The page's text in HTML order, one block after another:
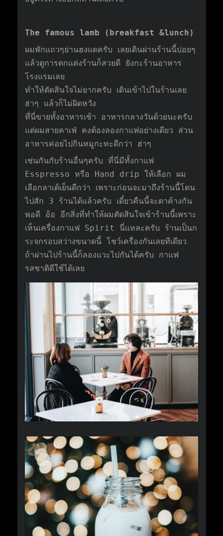
The famous lamb (breakfast &lunch)
ผมพักแถวๆย่านฮงแดครับ เลยเดินผ่านร้านนี้บ่อยๆ
แล้วดูการตกแต่งร้านก็สวยดี ยังกะร้านอาหาร
โรงแรมเลย
ทำให้ตัดสินใจไม่ยากครับ เดินเข้าไปในร้านเลย
ฮ่าๆ แล้วก็ไม่ผิดหวัง
ที่นี่ขายทั้งอาหารเช้า อาหารกลางวันด้วยนะครับ
แต่ผมสายคาเฟ่ คงต้องลองกาแฟอย่างเดียว ส่วน
อาหารค่อยไปกินหมูกะทะดีกว่า ฮ่าๆ
เช่นกันกับร้านอื่นๆครับ ที่นี่มีทั้งกาแฟ
Esspresso หรือ Hand drip ให้เลือก ผม
เลือกลาเต้เย็นดีกว่า เพราะก่อนจะมาถึงร้านนี้โดน
ไปสัก 3 ร้านได้แล้วครับ เดี๋ยวคืนนี้จะตาค้างกัน
พอดี อ้อ อีกสิ่งที่ทำให้ผมตัดสินใจเข้าร้านนี้เพราะ
เห็นเครื่องกาแฟ Spirit นี่แหละครับ ร้านเป็นก
ระจกรอบสว่างขนาดนี้ โชว์เครื่องกันเลยทีเดียว
ถ้าผ่านไปร้านนี้ก็ลองแวะไปกันได้ครับ กาแฟ
รสชาติดีใช้ได้เลย